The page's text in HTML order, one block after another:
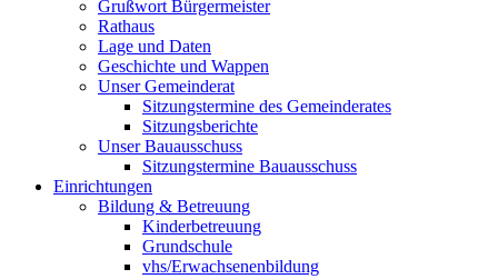
Grußwort Bürgermeister
Rathaus
Lage und Daten
Geschichte und Wappen
Unser Gemeinderat
Sitzungstermine des Gemeinderates
Sitzungsberichte
Unser Bauausschuss
Sitzungstermine Bauausschuss
Einrichtungen
Bildung & Betreuung
Kinderbetreuung
Grundschule
vhs/Erwachsenenbildung